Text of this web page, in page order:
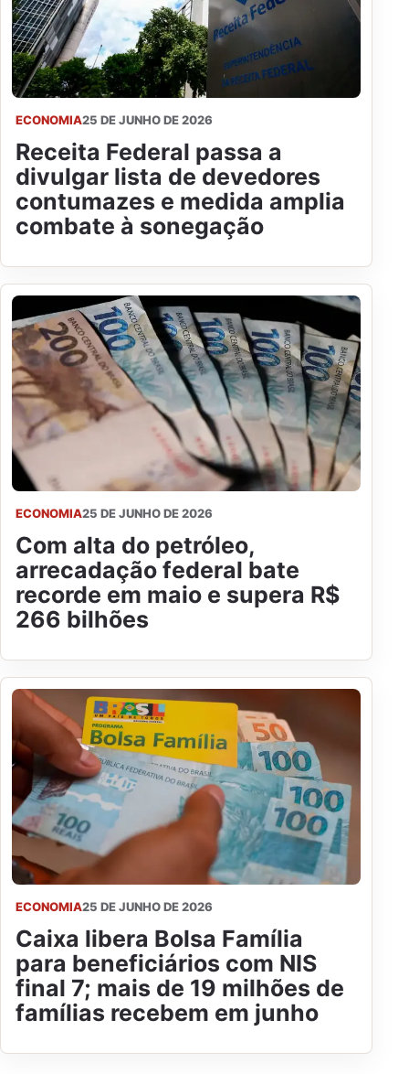
ECONOMIA25 DE JUNHO DE 2026
Receita Federal passa a
divulgar lista de devedores
contumazes e medida amplia
combate à sonegação
ECONOMIA25 DE JUNHO DE 2026
Com alta do petróleo,
arrecadação federal bate
recorde em maio e supera R$
266 bilhões
ECONOMIA25 DE JUNHO DE 2026
Caixa libera Bolsa Família
para beneficiários com NIS
final 7; mais de 19 milhões de
famílias recebem em junho